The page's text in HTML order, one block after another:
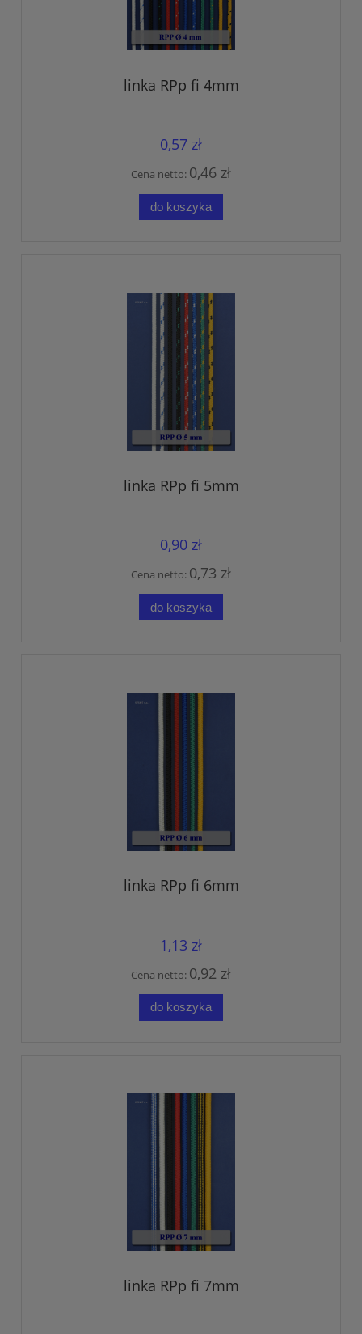
linka RPp fi 4mm
0,57 zł
Cena netto: 0,46 zł
do koszyka
linka RPp fi 5mm
0,90 zł
Cena netto: 0,73 zł
do koszyka
linka RPp fi 6mm
1,13 zł
Cena netto: 0,92 zł
do koszyka
linka RPp fi 7mm